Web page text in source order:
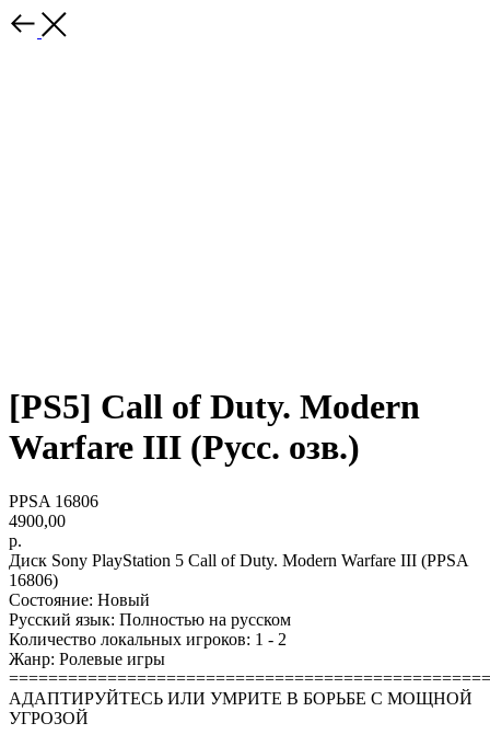
[PS5] Call of Duty. Modern
Warfare III (Русс. озв.)
PPSA 16806
4900,00
р.
Диск Sony PlayStation 5 Call of Duty. Modern Warfare III (PPSA
16806)
Состояние: Новый
Русский язык: Полностью на русском
Количество локальных игроков: 1 - 2
Жанр: Ролевые игры
АДАПТИРУЙТЕСЬ ИЛИ УМРИТЕ В БОРЬБЕ С МОЩНОЙ
УГРОЗОЙ